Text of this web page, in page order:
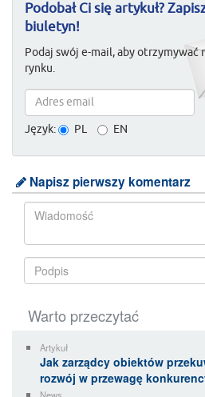
Podobał Ci się artykuł?
biuletyn!
Podaj swój e-mail, aby otrzymywać
rynku.
Język: PL EN
Napisz pierwszy komentarz
Warto przeczytać
Artykuł
Jak zarządcy obiektów
rozwój w przewagę